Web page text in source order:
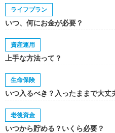
ライフプラン
いつ、何にお金が必要？
資産運用
上手な方法って？
生命保険
いつ入るべき？入ったままで大丈
老後資金
いつから貯める？いくら必要？